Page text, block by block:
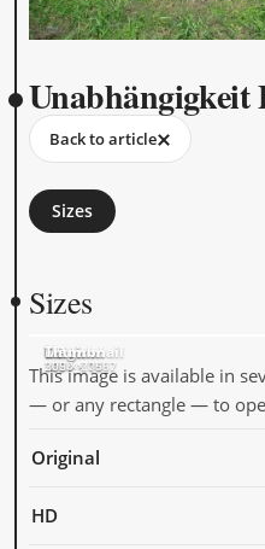
Unabhängigkeit
Back to article
Sizes
Sizes
Original
2288 × 1712
HD
1920 × 1437
Large
1024 × 766
Medium
500 × 374
Thumbnail
205 × 205
This image is available in
— or any rectangle — to
Original
HD